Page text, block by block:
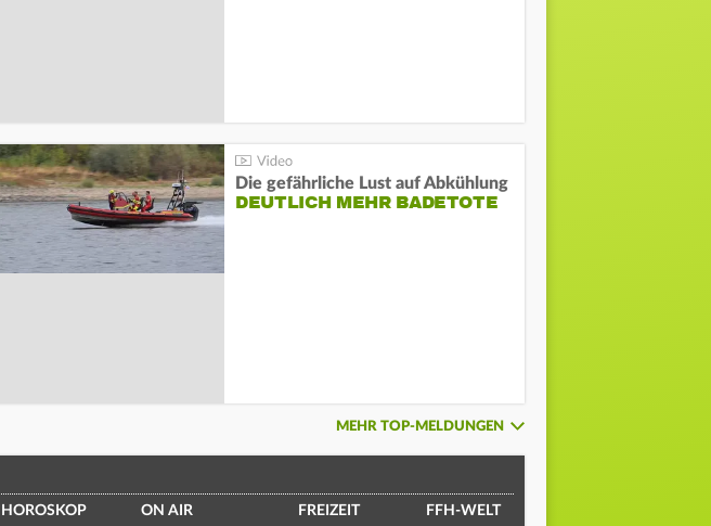
Die gefährliche Lust auf Abkühlung
DEUTLICH MEHR BADETOTE
MEHR TOP-MELDUNGEN
HOROSKOP ON AIR FREIZEIT FFH-WELT